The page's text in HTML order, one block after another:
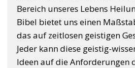
Bereich unseres Lebens
Bibel bietet uns einen
das auf zeitlosen geistigen
Jeder kann diese geistig-
Ideen auf die Anforderungen